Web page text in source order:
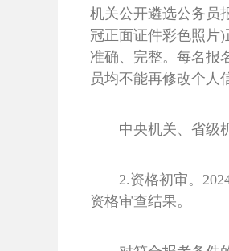
机关公开遴选公务员
冠正面证件彩色照片
准确、完整。每名报
员均不能再修改个人
中央机关、省级
2.资格初审。
资格审查结果。